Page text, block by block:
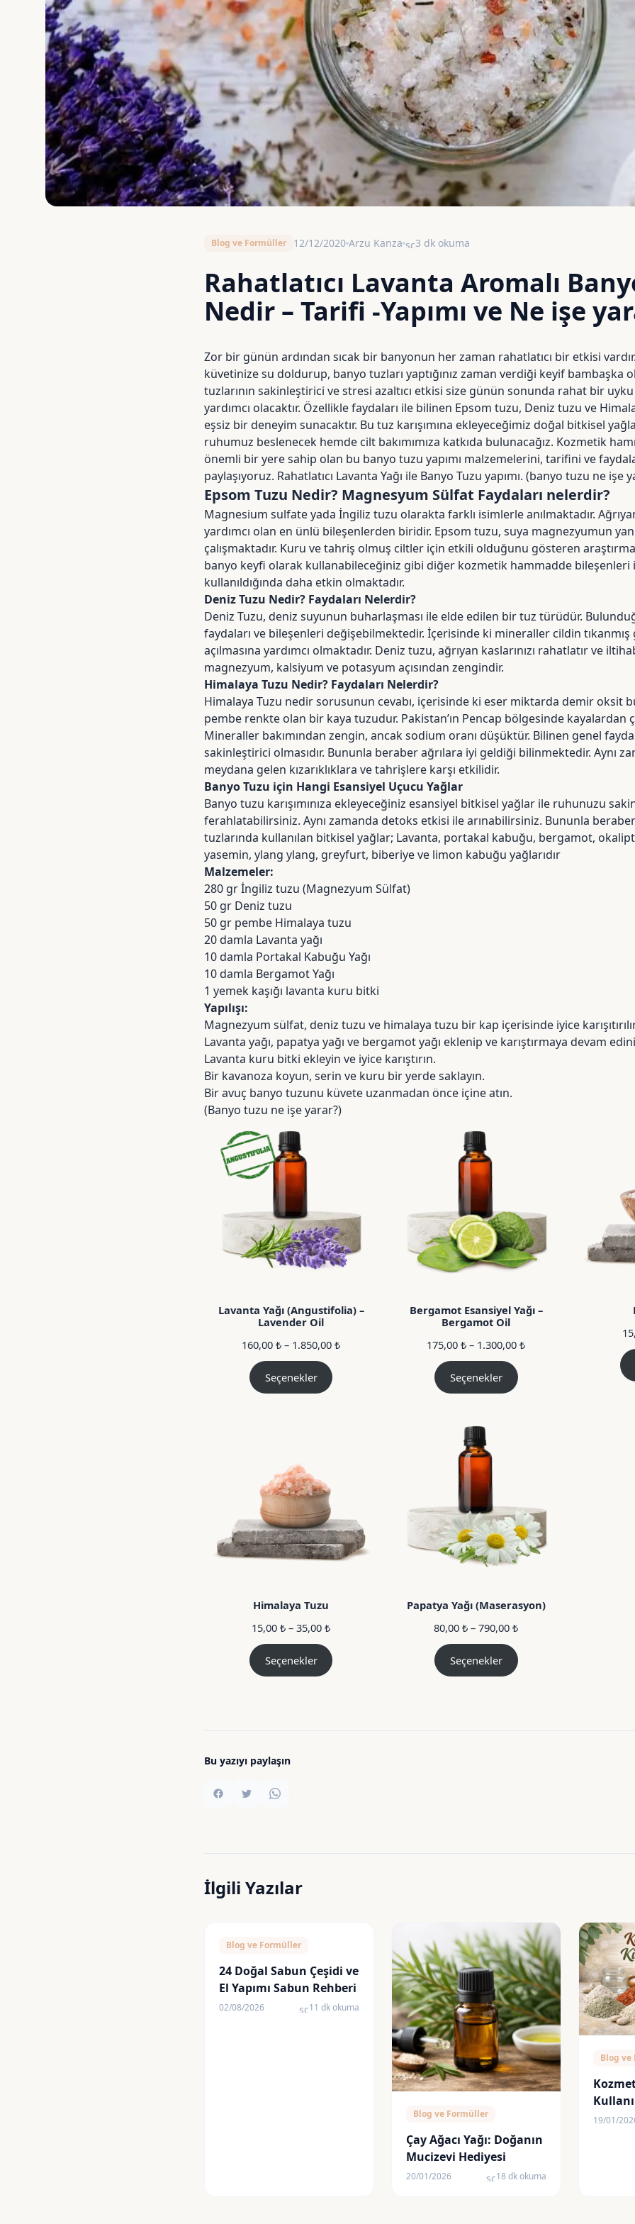
Blog ve Formüller 12/12/2020 Arzu Kanza schedule
3 dk okuma
Rahatlatıcı Lavanta Aromalı
Nedir – Tarifi -Yapımı ve Ne işe
Zor bir günün ardından sıcak bir banyonun her zaman rahatlatıcı bir etkisi
küvetinize su doldurup, banyo tuzları yaptığınız zaman verdiği keyif bambaşka
tuzlarının sakinleştirici ve stresi azaltıcı etkisi size günün sonunda rahat bir
yardımcı olacaktır. Özellikle faydaları ile bilinen Epsom tuzu, Deniz tuzu ve
eşsiz bir deneyim sunacaktır. Bu tuz karışımına ekleyeceğimiz doğal bitkisel
ruhumuz beslenecek hemde cilt bakımımıza katkıda bulunacağız. Kozmetik
önemli bir yere sahip olan bu banyo tuzu yapımı malzemelerini, tarifini ve
paylaşıyoruz. Rahatlatıcı Lavanta Yağı ile Banyo Tuzu yapımı. (banyo tuzu ne işe
Epsom Tuzu Nedir? Magnesyum Sülfat Faydaları nelerdir?
Magnesium sulfate yada İngiliz tuzu olarakta farklı isimlerle anılmaktadır.
yardımcı olan en ünlü bileşenlerden biridir. Epsom tuzu, suya magnezyumun
çalışmaktadır. Kuru ve tahriş olmuş ciltler için etkili olduğunu gösteren
banyo keyfi olarak kullanabileceğiniz gibi diğer kozmetik hammadde bileşenleri
kullanıldığında daha etkin olmaktadır.
Deniz Tuzu Nedir? Faydaları Nelerdir?
Deniz Tuzu, deniz suyunun buharlaşması ile elde edilen bir tuz türüdür.
faydaları ve bileşenleri değişebilmektedir. İçerisinde ki mineraller cildin
açılmasına yardımcı olmaktadır. Deniz tuzu, ağrıyan kaslarınızı rahatlatır ve
magnezyum, kalsiyum ve potasyum açısından zengindir.
Himalaya Tuzu Nedir? Faydaları Nelerdir?
Himalaya Tuzu nedir sorusunun cevabı, içerisinde ki eser miktarda demir oksit
pembe renkte olan bir kaya tuzudur. Pakistan’ın Pencap bölgesinde kayalardan
Mineraller bakımından zengin, ancak sodium oranı düşüktür. Bilinen genel
sakinleştirici olmasıdır. Bununla beraber ağrılara iyi geldiği bilinmektedir. Aynı
meydana gelen kızarıklıklara ve tahrişlere karşı etkilidir.
Banyo Tuzu için Hangi Esansiyel Uçucu Yağlar
Banyo tuzu karışımınıza ekleyeceğiniz esansiyel bitkisel yağlar ile ruhunuzu
ferahlatabilirsiniz. Aynı zamanda detoks etkisi ile arınabilirsiniz. Bununla
tuzlarında kullanılan bitkisel yağlar; Lavanta, portakal kabuğu, bergamot,
yasemin, ylang ylang, greyfurt, biberiye ve limon kabuğu yağlarıdır
Malzemeler:
280 grİngiliz tuzu (Magnezyum Sülfat)
50 gr Deniz tuzu
50 gr pembe Himalaya tuzu
20 damla Lavanta yağı
10 damla Portakal Kabuğu Yağı
10 damla Bergamot Yağı
1 yemek kaşığı lavanta kuru bitki
Yapılışı:
Magnezyum sülfat, deniz tuzu ve himalaya tuzu bir kap içerisinde iyice
Lavanta yağı, papatya yağı ve bergamot yağı eklenip ve karıştırmaya devam
Lavanta kuru bitki ekleyin ve iyice karıştırın.
Bir kavanoza koyun, serin ve kuru bir yerde saklayın.
Bir avuç banyo tuzunu küvete uzanmadan önce içine atın.
(Banyo tuzu ne işe yarar?)
Lavanta Yağı (Angustifolia) –
Lavender Oil
160,00₺ – 1.850,00₺Fiyat
Seçenekler
Bergamot Esansiyel Yağı –
Bergamot Oil
175,00₺ – 1.300,00₺Fiyat
Seçenekler
Himalaya Tuzu
15,00₺ –35,00₺Fiyat
15,00 ₺
–
Seçenekler
Papatya Yağı (Maserasyon)
80,00₺ –790,00₺Fiyat
80,00 ₺
Seçenekler
Bu yazıyı paylaşın
İlgili Yazılar
Blog ve Formüller
24 Doğal Sabun Çeşidi ve
El Yapımı Sabun Rehberi
02/08/2026 schedule
11 dk okuma
Blog ve Formüller
Çay Ağacı Yağı: Doğanın
Mucizevi Hediyesi
20/01/2026 schedule
18 dk okuma
Blog
19/01/